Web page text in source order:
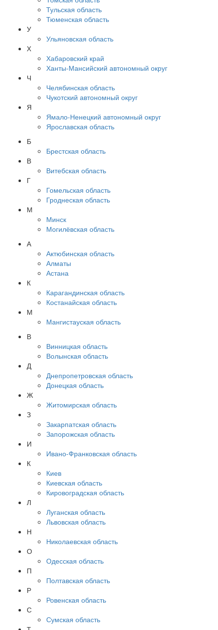
Тульская область
Тюменская область
У
Ульяновская область
Х
Хабаровский край
Ханты-Мансийский автономный округ
Ч
Челябинская область
Чукотский автономный округ
Я
Ямало-Ненецкий автономный округ
Ярославская область
Б
Брестская область
В
Витебская область
Г
Гомельская область
Гроднеская область
М
Минск
Могилёвская область
А
Актюбинская область
Алматы
Астана
К
Карагандинская область
Костанайская область
М
Мангистауская область
В
Винницкая область
Волынская область
Д
Днепропетровская область
Донецкая область
Ж
Житомирская область
З
Закарпатская область
Запорожская область
И
Ивано-Франковская область
К
Киев
Киевская область
Кировоградская область
Л
Луганская область
Львовская область
Н
Николаевская область
О
Одесская область
П
Полтавская область
Р
Ровенская область
С
Сумская область